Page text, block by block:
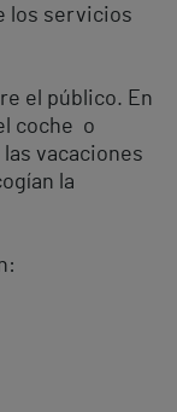
los servicios
el público. En
coche o
vacaciones
la